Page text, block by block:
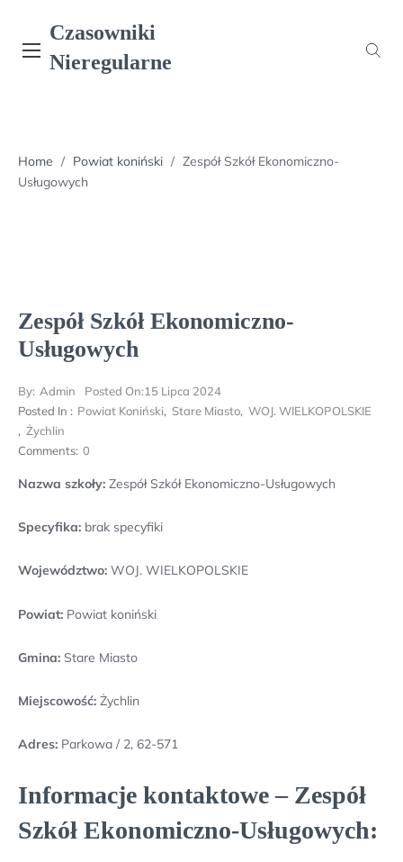
content
Czasowniki
Nieregularne
Home / Powiat koniński / Zespół Szkół Ekonomiczno-
Usługowych
Zespół Szkół Ekonomiczno-
Usługowych
By: Admin Posted On:15 Lipca 2024
Posted In : Powiat Koniński, Stare Miasto, WOJ. WIELKOPOLSKIE
, Żychlin
Comments: 0
Nazwa szkoły: Zespół Szkół Ekonomiczno-Usługowych
Specyfika: brak specyfiki
Województwo: WOJ. WIELKOPOLSKIE
Powiat: Powiat koniński
Gmina: Stare Miasto
Miejscowość: Żychlin
Adres: Parkowa / 2, 62-571
Informacje kontaktowe – Zespół
Szkół Ekonomiczno-Usługowych: